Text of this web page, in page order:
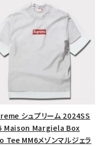
search
カテゴリ
シュプリーム 2024SS
Maison Margiela Box
Tee MM6メゾンマルジェラ